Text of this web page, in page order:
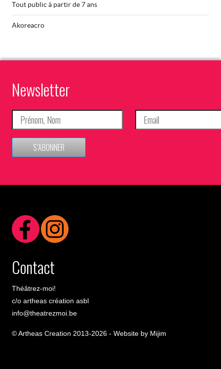
Tout public à partir de 7 ans
Akoreacro
Newsletter
S’ABONNER
Contact
Théâtrez-moi!
c/o artheas création asbl
info@theatrezmoi.be
© Artheas Creation 2013-2026 - Website by Mijim